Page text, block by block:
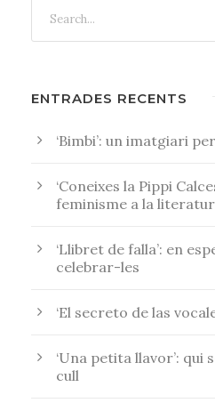
ENTRADES RECENTS
‘Bimbi’: un imatgiari
‘Coneixes la Pippi
feminisme a la
‘Llibret de falla’: en
celebrar-les
‘El secreto de las
‘Una petita llavor’: qui
cull